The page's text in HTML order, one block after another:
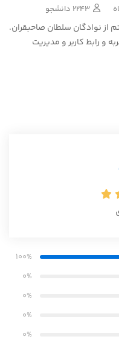
2243 دانشجو
نوادگان سلطان صاحبقران.
و رابط کاربر و مدیریت
و تاپ و...بودم.
آتش دارم که به زودی
و سازمان‌ها در توسعه مهارت
100%
0%
0%
0%
0%